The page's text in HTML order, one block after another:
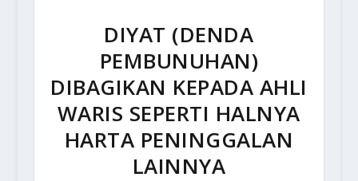
DIYAT (DENDA
PEMBUNUHAN)
DIBAGIKAN KEPADA AHLI
WARIS SEPERTI HALNYA
HARTA PENINGGALAN
LAINNYA